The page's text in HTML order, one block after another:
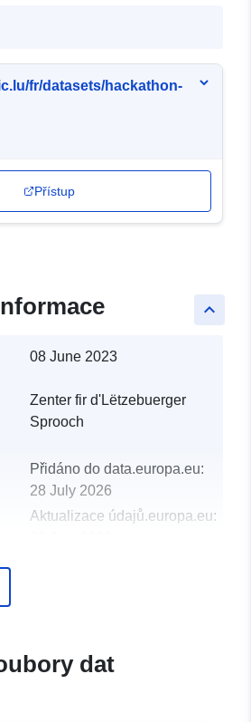
fr/datasets/hackathon-
Přístup
keyboard_arrow_up
08 June 2023
Zenter fir d'Lëtzebuerger
Sprooch
Přidáno do data.europa.eu:
28 July 2026
Aktualizace údajů.europa.eu:
dat